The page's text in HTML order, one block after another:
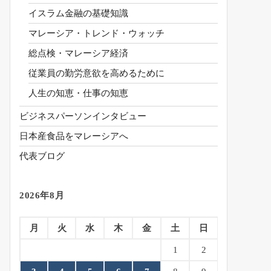
イスラム金融の基礎知識
マレーシア・トレンド・ウォッチ
総点検・マレーシア経済
従業員の勤労意欲を高めるために
人生の知恵・仕事の知恵
ビジネスパーソンインタビュー
日本産食品をマレーシアへ
代表ブログ
2026年8月
月 火 水 木 金 土 日
1 2